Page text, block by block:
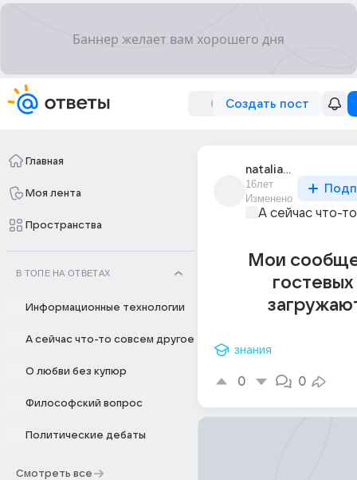
Создать пост
Главная
Моя лента
Пространства
В ТОПЕ НА ОТВЕТАХ
Информационные технологии
А сейчас что-то совсем другое
О любви без купюр
Философский вопрос
Политические дебаты
Смотреть все
natalia_boiko_164
16лет
Изменено
А сейчас что-
Мои
гостевых
знания
0 0